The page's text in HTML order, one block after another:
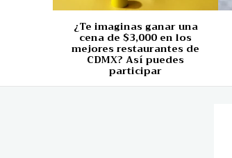
¿Te imaginas ganar una
cena de $3,000 en los
mejores restaurantes de
CDMX? Así puedes
participar